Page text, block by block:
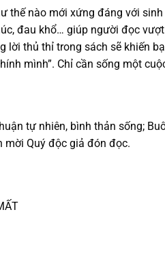
thế nào mới xứng đáng với
đau khổ… giúp người đọc
lời thủ thỉ trong sách sẽ khiến
mình”. Chỉ cần sống một
tự nhiên, bình thản sống;
mời Quý độc giả đón đọc.